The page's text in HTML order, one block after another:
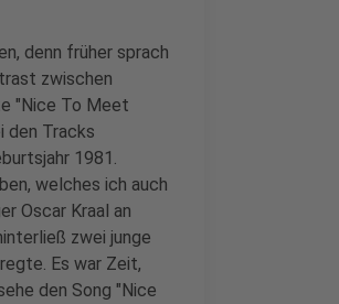
denn früher sprach
zwischen
"Nice To Meet
den Tracks
1981.
welches ich auch
Oscar Kraal an
zwei junge
Es war Zeit,
den Song "Nice